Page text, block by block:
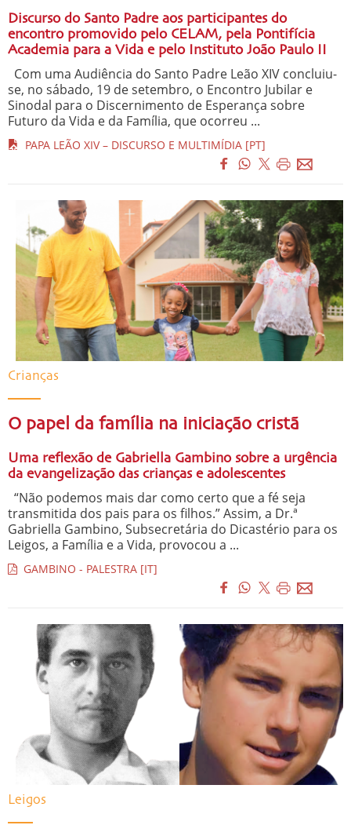
Discurso do Santo Padre aos participantes do
encontro promovido pelo CELAM, pela Pontifícia
Academia para a Vida e pelo Instituto João Paulo II
Com uma Audiência do Santo Padre Leão XIV concluiu-
se, no sábado, 19 de setembro, o Encontro Jubilar e
Sinodal para o Discernimento de Esperança sobre
Futuro da Vida e da Família, que ocorreu ...
PAPA LEÃO XIV – DISCURSO E MULTIMÍDIA [PT]
Crianças
O papel da família na iniciação cristã
Uma reflexão de Gabriella Gambino sobre a urgência
da evangelização das crianças e adolescentes
“Não podemos mais dar como certo que a fé seja
transmitida dos pais para os filhos.” Assim, a Dr.ª
Gabriella Gambino, Subsecretária do Dicastério para os
Leigos, a Família e a Vida, provocou a ...
GAMBINO - PALESTRA [IT]
Leigos